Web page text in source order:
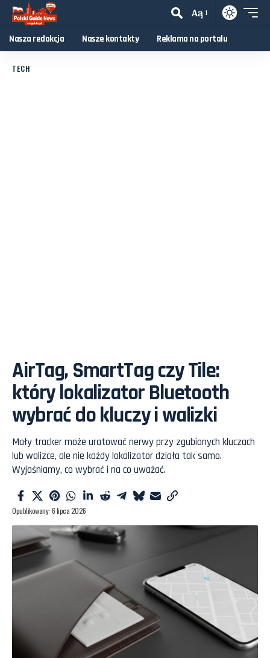
Aą
Nasza redakcja Nasze kontakty Reklama na portalu
TECH
AirTag, SmartTag czy Tile:
który lokalizator Bluetooth
wybrać do kluczy i walizki
Mały tracker może uratować nerwy przy zgubionych kluczach
lub walizce, ale nie każdy lokalizator działa tak samo.
Wyjaśniamy, co wybrać i na co uważać.
Opublikowany: 6 lipca 2026